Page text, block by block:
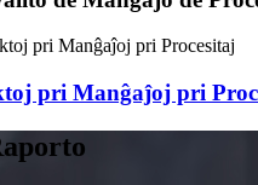
pri Manĝaĵoj pri